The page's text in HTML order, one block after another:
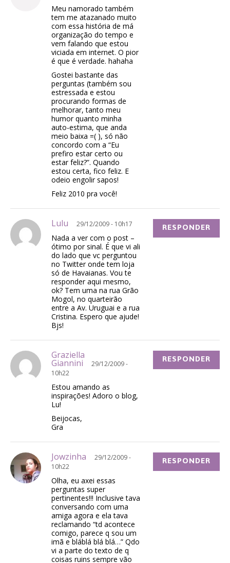
Meu namorado também
tem me atazanado muito
com essa história de má
organização do tempo e
vem falando que estou
viciada em internet. O pior
é que é verdade. hahaha
Gostei bastante das
perguntas (também sou
estressada e estou
procurando formas de
melhorar, tanto meu
humor quanto minha
auto-estima, que anda
meio baixa =( ), só não
concordo com a “Eu
prefiro estar certo ou
estar feliz?”. Quando
estou certa, fico feliz. E
odeio engolir sapos!
Feliz 2010 pra você!
Lulu 29/12/2009 - 10h17
Nada a ver com o post –
ótimo por sinal. É que vi ali
do lado que vc perguntou
no Twitter onde tem loja
só de Havaianas. Vou te
responder aqui mesmo,
ok? Tem uma na rua Grão
Mogol, no quarteirão
entre a Av. Uruguai e a rua
Cristina. Espero que ajude!
Bjs!
RESPONDER
Graziella
Giannini
29/12/2009 -
10h22
Estou amando as
inspirações! Adoro o blog,
Lu!
Beijocas,
Gra
RESPONDER
Jowzinha
29/12/2009 -
10h22
Olha, eu axei essas
perguntas super
pertinentes!!! Inclusive tava
conversando com uma
amiga agora e ela tava
reclamando “td acontece
comigo, parece q sou um
imã e bláblá blá blá…” Qdo
vi a parte do texto de q
coisas ruins sempre vão
RESPONDER